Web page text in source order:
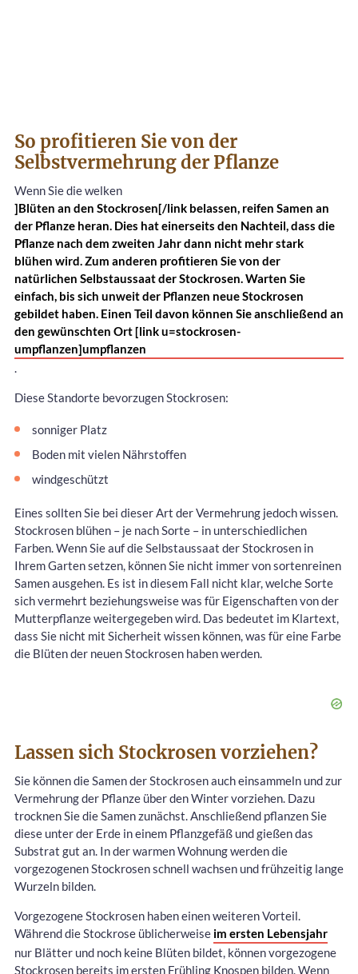
So profitieren Sie von der
Selbstvermehrung der Pflanze
Wenn Sie die welken
]Blüten an den Stockrosen[/link belassen, reifen Samen an
der Pflanze heran. Dies hat einerseits den Nachteil, dass die
Pflanze nach dem zweiten Jahr dann nicht mehr stark
blühen wird. Zum anderen profitieren Sie von der
natürlichen Selbstaussaat der Stockrosen. Warten Sie
einfach, bis sich unweit der Pflanzen neue Stockrosen
gebildet haben. Einen Teil davon können Sie anschließend an
den gewünschten Ort [link u=stockrosen-
umpflanzen]umpflanzen
.
Diese Standorte bevorzugen Stockrosen:
sonniger Platz
Boden mit vielen Nährstoffen
windgeschützt
Eines sollten Sie bei dieser Art der Vermehrung jedoch wissen.
Stockrosen blühen – je nach Sorte – in unterschiedlichen
Farben. Wenn Sie auf die Selbstaussaat der Stockrosen in
Ihrem Garten setzen, können Sie nicht immer von sortenreinen
Samen ausgehen. Es ist in diesem Fall nicht klar, welche Sorte
sich vermehrt beziehungsweise was für Eigenschaften von der
Mutterpflanze weitergegeben wird. Das bedeutet im Klartext,
dass Sie nicht mit Sicherheit wissen können, was für eine Farbe
die Blüten der neuen Stockrosen haben werden.
Lassen sich Stockrosen vorziehen?
Sie können die Samen der Stockrosen auch einsammeln und zur
Vermehrung der Pflanze über den Winter vorziehen. Dazu
trocknen Sie die Samen zunächst. Anschließend pflanzen Sie
diese unter der Erde in einem Pflanzgefäß und gießen das
Substrat gut an. In der warmen Wohnung werden die
vorgezogenen Stockrosen schnell wachsen und frühzeitig lange
Wurzeln bilden.
Vorgezogene Stockrosen haben einen weiteren Vorteil.
Während die Stockrose üblicherweise im ersten Lebensjahr
nur Blätter und noch keine Blüten bildet, können vorgezogene
Stockrosen bereits im ersten Frühling Knospen bilden. Wenn